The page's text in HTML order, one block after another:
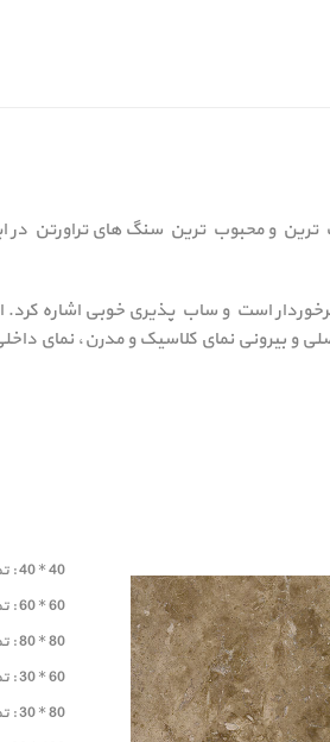
و محبوب ترین سنگ های تراورتن
است و ساب پذیری خوبی اشاره
و بیرونی نمای کلاسیک و مدرن، نمای
40 * 40 : تماس بگیرید
60 * 60 : تماس بگیرید
80 * 80 : تماس بگیرید
60 * 30 : تماس بگیرید
80 * 30 : تماس بگیرید